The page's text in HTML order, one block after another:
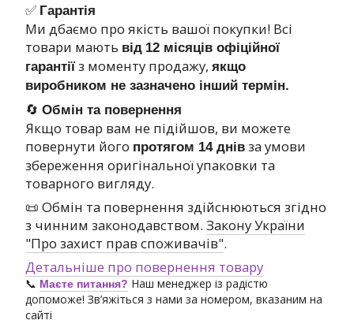
✅ Гарантія
Ми дбаємо про якість вашої покупки! Всі
товари мають від 12 місяців офіційної
гарантії з моменту продажу, якщо
виробником не зазначено інший термін.
🔄 Обмін та повернення
Якщо товар вам не підійшов, ви можете
повернути його протягом 14 днів за умови
збереження оригінальної упаковки та
товарного вигляду.
📜 Обмін та повернення здійснюються згідно
з чинним законодавством. Закону України
"Про захист прав споживачів".
Детальніше про повернення товару
📞 Маєте питання? Наш менеджер із радістю
допоможе! Зв’яжіться з нами за номером, вказаним на
сайті